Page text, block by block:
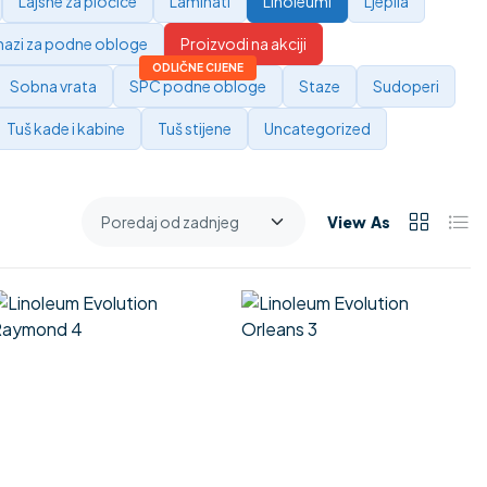
za podne obloge Proizvodi na akciji
Sobna vrata SPC podne obloge Staze Sudoperi
Tuš kade i kabine Tuš stijene Uncategorized
View As